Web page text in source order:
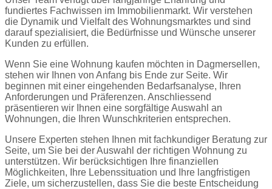
fundiertes Fachwissen im Immobilienmarkt. Wir verstehen
die Dynamik und Vielfalt des Wohnungsmarktes und sind
darauf spezialisiert, die Bedürfnisse und Wünsche unserer
Kunden zu erfüllen.
Wenn Sie eine Wohnung kaufen möchten in Dagmersellen,
stehen wir Ihnen von Anfang bis Ende zur Seite. Wir
beginnen mit einer eingehenden Bedarfsanalyse, Ihren
Anforderungen und Präferenzen. Anschliessend
präsentieren wir Ihnen eine sorgfältige Auswahl an
Wohnungen, die Ihren Wunschkriterien entsprechen.
Unsere Experten stehen Ihnen mit fachkundiger Beratung zur
Seite, um Sie bei der Auswahl der richtigen Wohnung zu
unterstützen. Wir berücksichtigen Ihre finanziellen
Möglichkeiten, Ihre Lebenssituation und Ihre langfristigen
Ziele, um sicherzustellen, dass Sie die beste Entscheidung